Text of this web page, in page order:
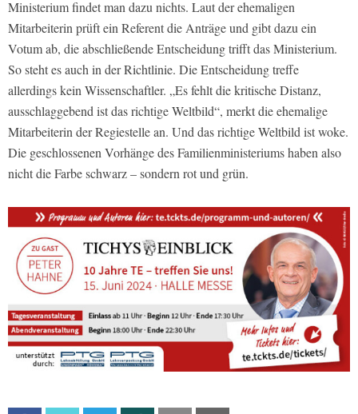
Ministerium findet man dazu nichts. Laut der ehemaligen
Mitarbeiterin prüft ein Referent die Anträge und gibt dazu ein
Votum ab, die abschließende Entscheidung trifft das Ministerium.
So steht es auch in der Richtlinie. Die Entscheidung treffe
allerdings kein Wissenschaftler. „Es fehlt die kritische Distanz,
ausschlaggebend ist das richtige Weltbild“, merkt die ehemalige
Mitarbeiterin der Regiestelle an. Und das richtige Weltbild ist woke.
Die geschlossenen Vorhänge des Familienministeriums haben also
nicht die Farbe schwarz – sondern rot und grün.